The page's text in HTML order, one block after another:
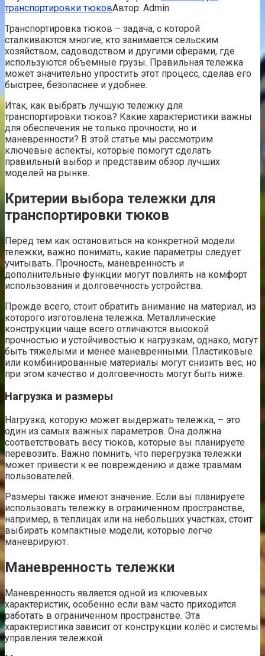
транспортировки тюковАвтор: Admin
Транспортировка тюков – задача, с которой
сталкиваются многие, кто занимается сельским
хозяйством, садоводством и другими сферами, где
используются объемные грузы. Правильная тележка
может значительно упростить этот процесс, сделав его
быстрее, безопаснее и удобнее.
Итак, как выбрать лучшую тележку для
транспортировки тюков? Какие характеристики важны
для обеспечения не только прочности, но и
маневренности? В этой статье мы рассмотрим
ключевые аспекты, которые помогут сделать
правильный выбор и представим обзор лучших
моделей на рынке.
Критерии выбора тележки для
транспортировки тюков
Перед тем как остановиться на конкретной модели
тележки, важно понимать, какие параметры следует
учитывать. Прочность, маневренность и
дополнительные функции могут повлиять на комфорт
использования и долговечность устройства.
Прежде всего, стоит обратить внимание на материал, из
которого изготовлена тележка. Металлические
конструкции чаще всего отличаются высокой
прочностью и устойчивостью к нагрузкам, однако, могут
быть тяжелыми и менее маневренными. Пластиковые
или комбинированные материалы могут снизить вес, но
при этом качество и долговечность могут быть ниже.
Нагрузка и размеры
Нагрузка, которую может выдержать тележка, – это
один из самых важных параметров. Она должна
соответствовать весу тюков, которые вы планируете
перевозить. Важно помнить, что перегрузка тележки
может привести к ее повреждению и даже травмам
пользователей.
Размеры также имеют значение. Если вы планируете
использовать тележку в ограниченном пространстве,
например, в теплицах или на небольших участках, стоит
выбирать компактные модели, которые легче
маневрируют.
Маневренность тележки
Маневренность является одной из ключевых
характеристик, особенно если вам часто приходится
работать в ограниченном пространстве. Эта
характеристика зависит от конструкции колёс и системы
управления тележкой.